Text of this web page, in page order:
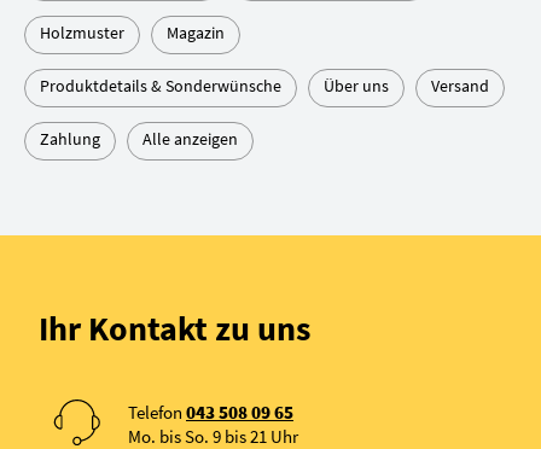
Holzmuster Magazin
Produktdetails & Sonderwünsche Über uns Versand
Zahlung Alle anzeigen
Ihr Kontakt zu uns
Telefon 043 508 09 65
Mo. bis So. 9 bis 21 Uhr